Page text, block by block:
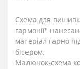
Схема для
гармонії"
матеріал гарно
бісером.
Малюнок-схема